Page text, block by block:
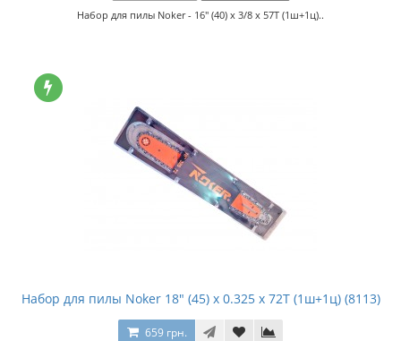
Набор для пилы Noker - 16" (40) x 3/8 x 57T (1ш+1ц)..
Набор для пилы Noker 18" (45) x 0.325 x 72T (1ш+1ц) (8113)
659 грн.